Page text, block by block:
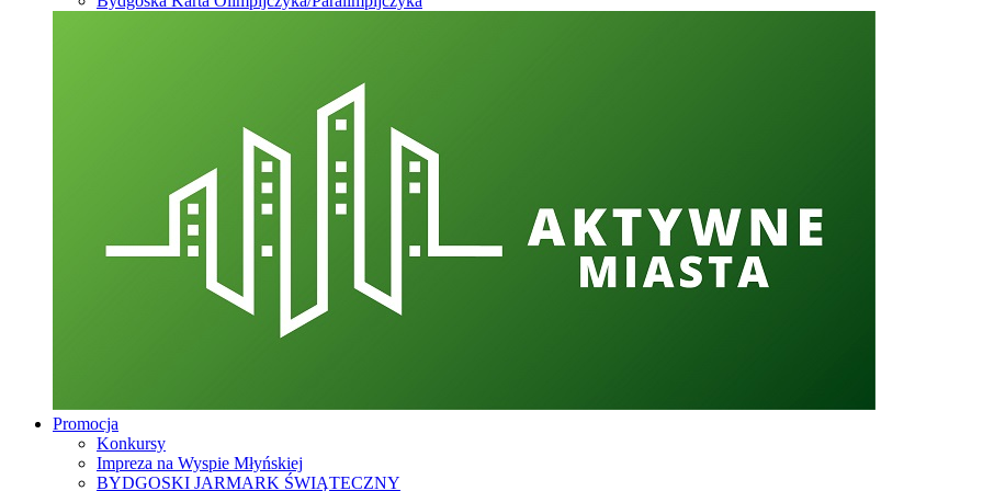
Promocja
Konkursy
Impreza na Wyspie Młyńskiej
BYDGOSKI JARMARK ŚWIĄTECZNY